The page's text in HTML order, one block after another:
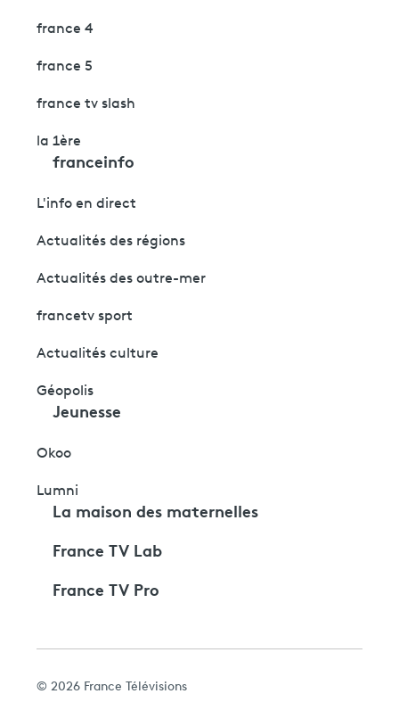
france 4
france 5
france tv slash
la 1ère
franceinfo
L'info en direct
Actualités des régions
Actualités des outre-mer
francetv sport
Actualités culture
Géopolis
Jeunesse
Okoo
Lumni
La maison des maternelles
France TV Lab
France TV Pro
© 2026 France Télévisions